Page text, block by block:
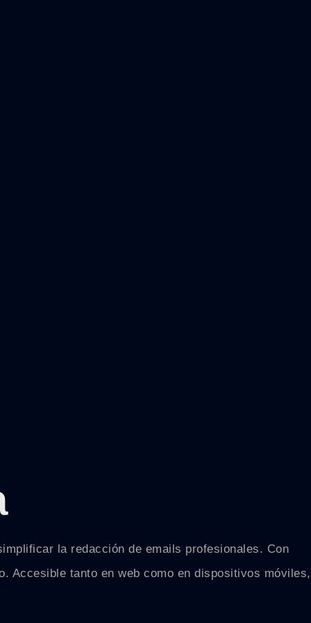
la redacción de emails profesionales. Con
Accesible tanto en web como en dispositivos móviles,